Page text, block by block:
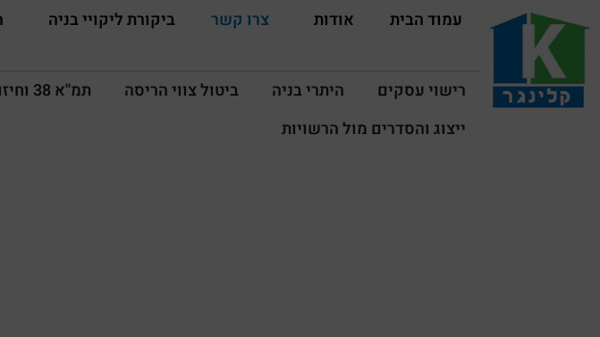
עמוד הבית אודות צרו קשר ביקורת ליקויי בניה
רישוי עסקים היתרי בניה ביטול צווי הריסה תמ''א 38 וחיזוק מבנים
ייצוג והסדרים מול הרשויות